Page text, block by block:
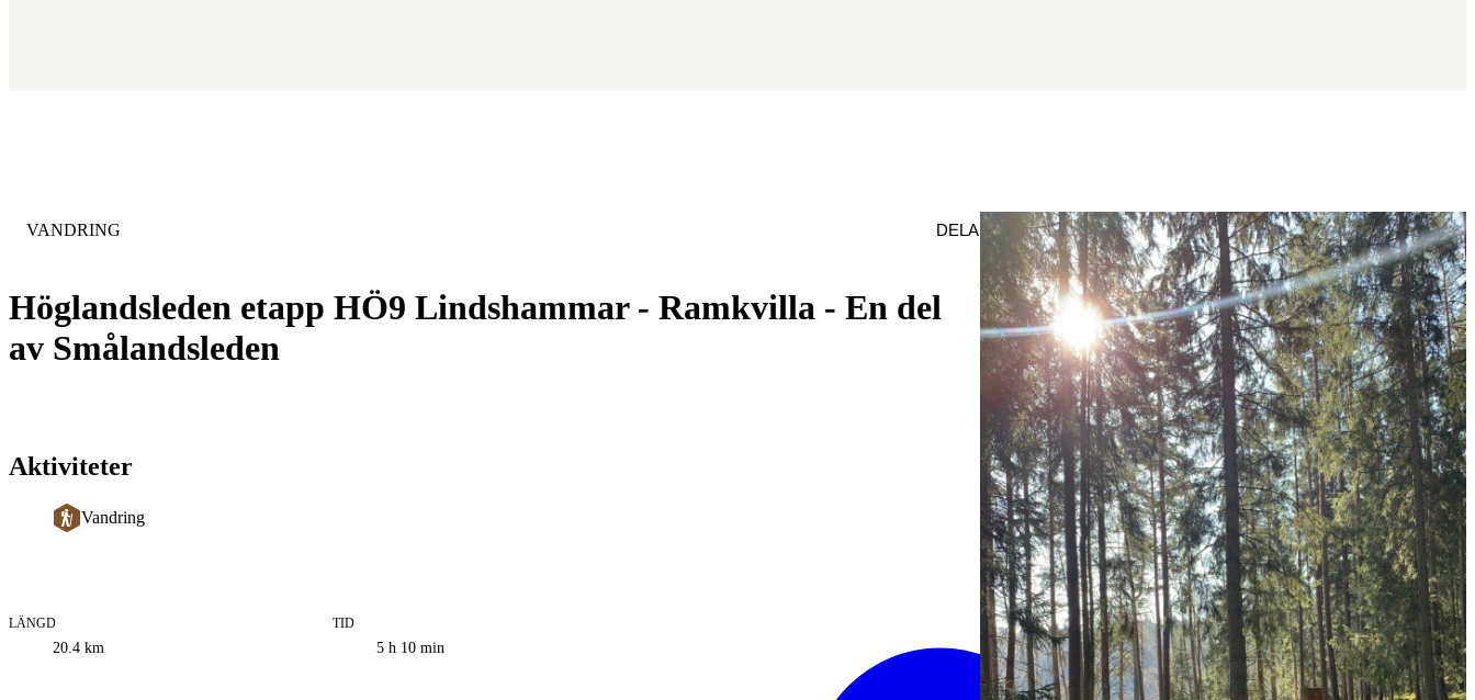
Höglandsleden etapp HÖ9 Lindshammar - Ramkvilla - En del
av Smålandsleden
KATEGORI:
VANDRING DELA
Aktiviteter
Vandring
Information
LÄNGD
20.4 km
TID
5 h 10 min
Bildspel
med
bilder